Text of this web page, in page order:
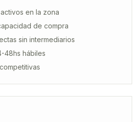
en la zona
de compra
sin intermediarios
48hs hábiles